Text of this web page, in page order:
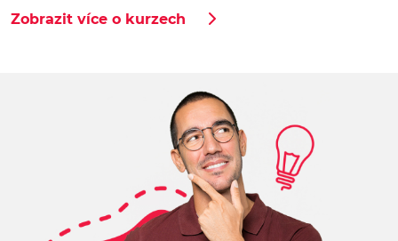
Zobrazit více o kurzech